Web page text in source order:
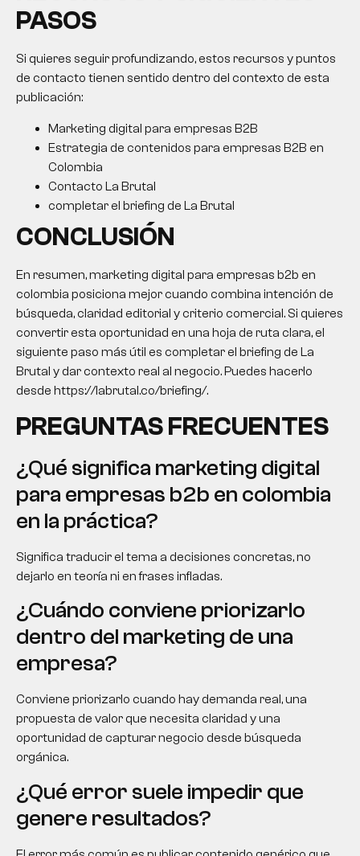
PASOS
Si quieres seguir profundizando, estos recursos y puntos
de contacto tienen sentido dentro del contexto de esta
publicación:
Marketing digital para empresas B2B
Estrategia de contenidos para empresas B2B en
Colombia
Contacto La Brutal
completar el briefing de La Brutal
CONCLUSIÓN
En resumen, marketing digital para empresas b2b en
colombia posiciona mejor cuando combina intención de
búsqueda, claridad editorial y criterio comercial. Si quieres
convertir esta oportunidad en una hoja de ruta clara, el
siguiente paso más útil es completar el briefing de La
Brutal y dar contexto real al negocio. Puedes hacerlo
desde https://labrutal.co/briefing/.
PREGUNTAS FRECUENTES
¿Qué significa marketing digital
para empresas b2b en colombia
en la práctica?
Significa traducir el tema a decisiones concretas, no
dejarlo en teoría ni en frases infladas.
¿Cuándo conviene priorizarlo
dentro del marketing de una
empresa?
Conviene priorizarlo cuando hay demanda real, una
propuesta de valor que necesita claridad y una
oportunidad de capturar negocio desde búsqueda
orgánica.
¿Qué error suele impedir que
genere resultados?